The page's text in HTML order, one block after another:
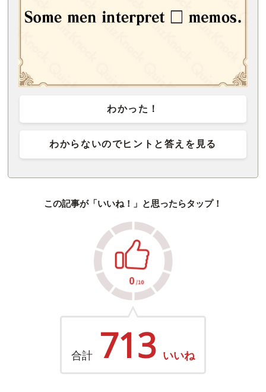
わかった！
わからないのでヒントと答えを見る
この記事が「いいね！」と思ったらタップ！
合計 713 いいね